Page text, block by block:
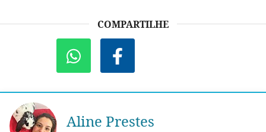
COMPARTILHE
Aline Prestes